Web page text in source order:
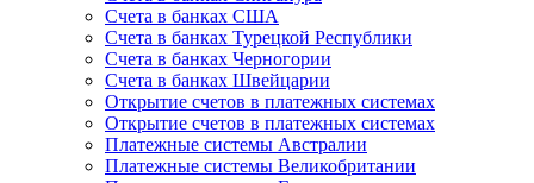
Счета в банках США
Счета в банках Турецкой Республики
Счета в банках Черногории
Счета в банках Швейцарии
Открытие счетов в платежных системах
Открытие счетов в платежных системах
Платежные системы Австралии
Платежные системы Великобритании